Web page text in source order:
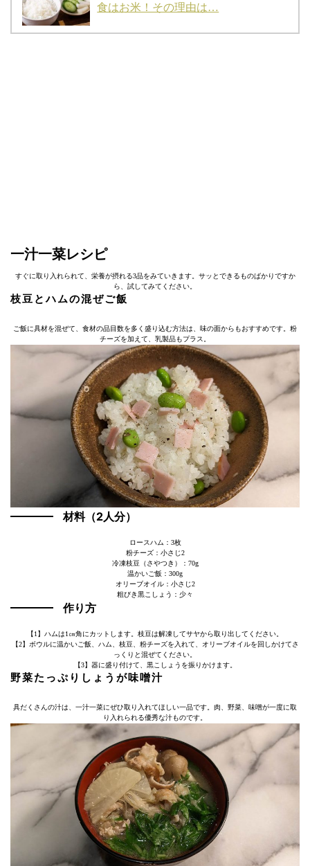
食はお米！その理由は…
一汁一菜レシピ
すぐに取り入れられて、栄養が摂れる3品をみていきます。サッとできるものばかりですか
ら、試してみてください。
枝豆とハムの混ぜご飯
ご飯に具材を混ぜて、食材の品目数を多く盛り込む方法は、味の面からもおすすめです。粉
チーズを加えて、乳製品もプラス。
材料（2人分）
ロースハム：3枚
粉チーズ：小さじ2
冷凍枝豆（さやつき）：70g
温かいご飯：300g
オリーブオイル：小さじ2
粗びき黒こしょう：少々
作り方
【1】ハムは1㎝角にカットします。枝豆は解凍してサヤから取り出してください。
【2】ボウルに温かいご飯、ハム、枝豆、粉チーズを入れて、オリーブオイルを回しかけてさ
っくりと混ぜてください。
【3】器に盛り付けて、黒こしょうを振りかけます。
野菜たっぷりしょうが味噌汁
具だくさんの汁は、一汁一菜にぜひ取り入れてほしい一品です。肉、野菜、味噌が一度に取
り入れられる優秀な汁ものです。